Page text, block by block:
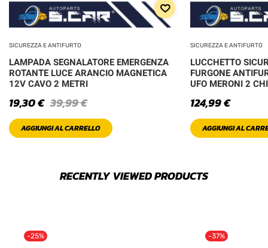
SICUREZZA E ANTIFURTO
LAMPADA SEGNALATORE EMERGENZA
ROTANTE LUCE ARANCIO MAGNETICA
12V CAVO 2 METRI
39,99€
19,30€
AGGIUNGI AL CARRELLO
SICUREZZA E ANTIFURTO
LUCCHETTO
FURGONE
UFO MERONI 2
124,99€
AGGIUNGI AL
RECENTLY VIEWED PRODUCTS
-25% -37%